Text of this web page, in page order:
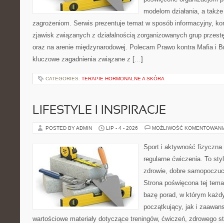
modelom działania, a
zagrożeniom. Serwis prezentuje temat w sposób informacyjny,
zjawisk związanych z działalnością zorganizowanych grup
oraz na arenie międzynarodowej. Polecam Prawo kontra Mafia i
kluczowe zagadnienia związane z […]
CATEGORIES: TERAPIE HORMONALNE A SKÓRA
LIFESTYLE I INSPIRACJE
POSTED BY ADMIN LIP - 4 - 2026 MOŻLIWOŚĆ
Sport i aktywność
regularne ćwiczenia. To
zdrowie, dobre
Strona poświęcona tej
bazę porad, w którym
początkujący, jak i
wartościowe materiały dotyczące treningów, ćwiczeń, zdrowego